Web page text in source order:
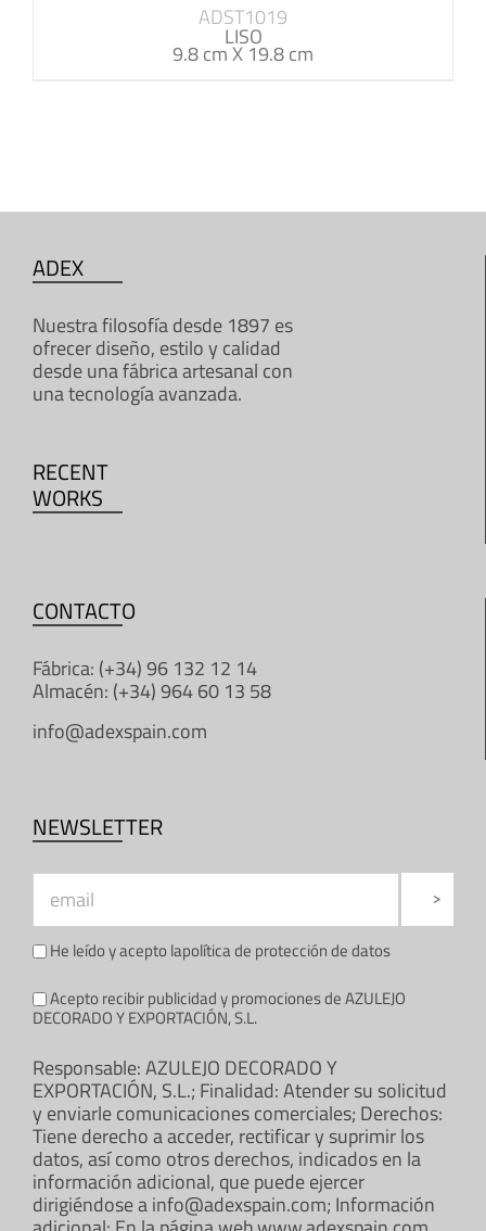
ADST1019
LISO
9.8 cm X 19.8 cm
ADEX
Nuestra filosofía desde 1897 es
ofrecer diseño, estilo y calidad
desde una fábrica artesanal con
una tecnología avanzada.
RECENT
WORKS
CONTACTO
Fábrica: (+34) 96 132 12 14
Almacén: (+34) 964 60 13 58
info@adexspain.com
NEWSLETTER
He leído y acepto lapolítica de protección de datos
Acepto recibir publicidad y promociones de AZULEJO
DECORADO Y EXPORTACIÓN, S.L.
Responsable: AZULEJO DECORADO Y
EXPORTACIÓN, S.L.; Finalidad: Atender su solicitud
y enviarle comunicaciones comerciales; Derechos:
Tiene derecho a acceder, rectificar y suprimir los
datos, así como otros derechos, indicados en la
información adicional, que puede ejercer
dirigiéndose a info@adexspain.com; Información